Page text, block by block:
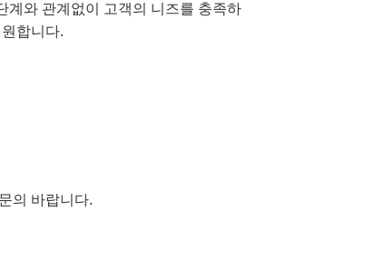
계와 관계없이 고객의 니즈를 충족하
합니다.
의 바랍니다.